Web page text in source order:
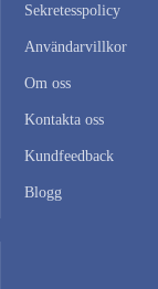
Sekretesspolicy
Användarvillkor
Om oss
Kontakta oss
Kundfeedback
Blogg